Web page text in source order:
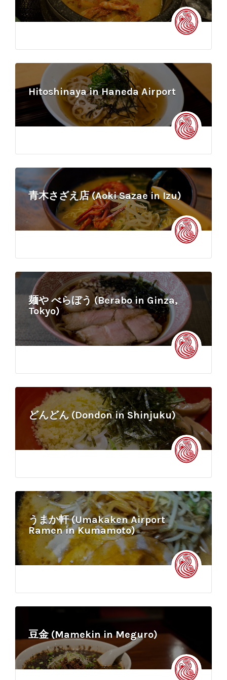
Hitoshinaya in Haneda Airport
青木さざえ店 (Aoki Sazae in Izu)
麺や べらぼう (Berabo in Ginza,
Tokyo)
どんどん (Dondon in Shinjuku)
うまか軒 (Umakaken Airport
Ramen in Kumamoto)
豆金 (Mamekin in Meguro)